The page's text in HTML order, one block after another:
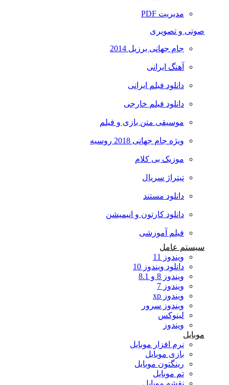
مدیریت PDF
صوتی و تصویری
جام جهانی برزیل 2014
آهنگ ایرانی
دانلود فیلم ایرانی
دانلود فیلم خارجی
موسیقی متن بازی و فیلم
ویژه جام جهانی 2018 روسیه
موزیک بی کلام
تیتراژ سریال
دانلود مستند
دانلود کارتون و انیمیشن
فیلم آموزشی
سیستم عامل
ویندوز 11
دانلود ویندوز 10
ویندوز 8 و 8.1
ویندوز 7
ویندوز xp
ویندوز سرور
لینوکس
ویندوز
موبایل
نرم افزار موبایل
بازی موبایل
رینگتون موبایل
تم موبایل
نقشه موبایل